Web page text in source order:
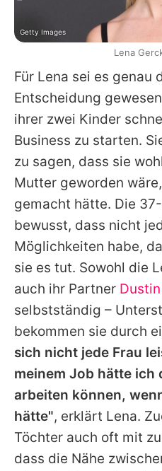
Für Lena sei es genau
Entscheidung
ihrer zwei Kinder
Business zu starten.
zu sagen, dass sie
Mutter geworden
gemacht hätte. Die
bewusst, dass nicht
Möglichkeiten habe,
sie es tut. Sowohl die
auch ihr Partner
selbstständig –
bekommen sie durch
sich nicht jede Frau
meinem Job hätte ich
arbeiten können,
hätte", erklärt Lena.
Töchter auch oft mit
dass die Nähe
Getty Images
Lena